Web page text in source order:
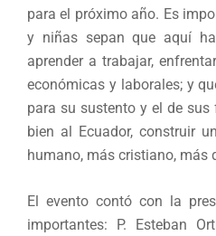
para el próximo año. Es
y niñas sepan que aquí
aprender a trabajar,
económicas y laborales; y
para su sustento y el de
bien al Ecuador, construir
humano, más cristiano, más
El evento contó con la
importantes: P. Esteban